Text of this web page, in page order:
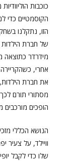
כוכבות
הקוסמטיים כדי
הזו, נתקלנו
של חברת
מידרדר כתוצאה
אחרי,
את חברת
מסתורי תורם
הופכים מורכבים
הנושא הכללי
וויילד, על צעיר
שלו כדי לקבל